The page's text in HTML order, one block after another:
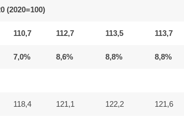
(2020=100)
110,7 112,7 113,5 113,7
7,0% 8,6% 8,8% 8,8%
118,4 121,1 122,2 121,6